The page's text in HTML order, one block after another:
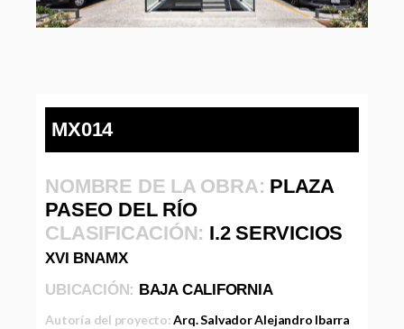
MX014
NOMBRE DE LA OBRA: PLAZA
PASEO DEL RÍO
CLASIFICACIÓN: I.2 SERVICIOS
XVI BNAMX
UBICACIÓN: BAJA CALIFORNIA
Autoría del proyecto:Arq. Salvador Alejandro Ibarra